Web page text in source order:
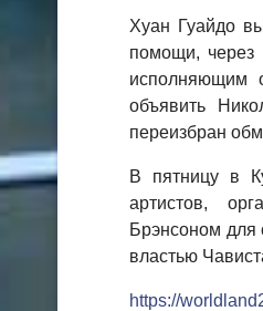
Хуан Гуайдо
помощи, через
исполняющим
объявить
переизбран
В пятницу в
артистов,
Брэнсоном для
властью
https://